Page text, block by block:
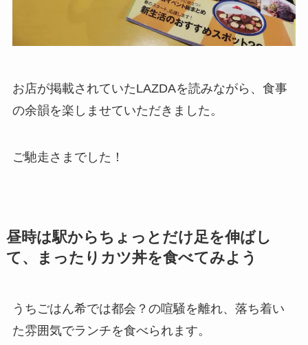
お店が掲載されていたLAZDAを読みながら、食事
の余韻を楽しませていただきました。
ご馳走さまでした！
昼時は駅からちょっとだけ足を伸ばし
て、まったりカツ丼を食べてみよう
うちごはん希では都会？の喧騒を離れ、落ち着い
た雰囲気でランチを食べられます。